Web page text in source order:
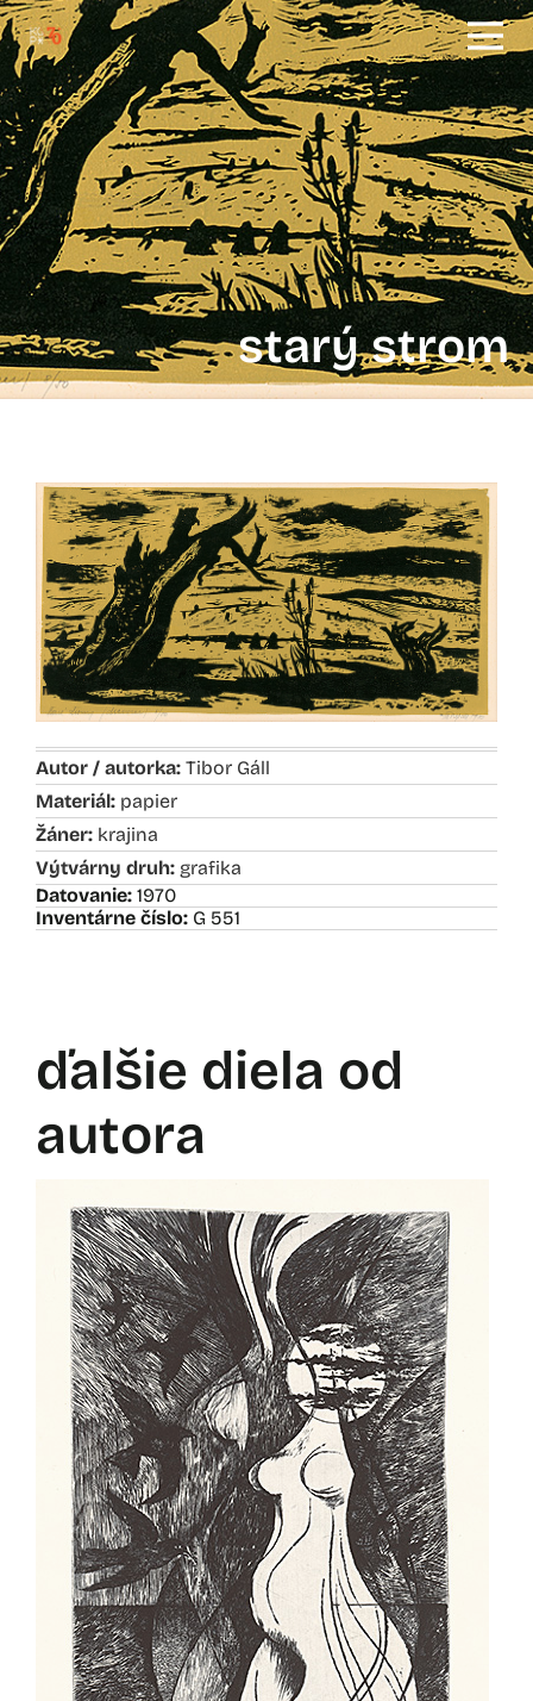
starý strom
Autor / autorka: Tibor Gáll
Materiál: papier
Žáner: krajina
Výtvárny druh: grafika
Datovanie: 1970
Inventárne číslo: G 551
ďalšie diela od
autora